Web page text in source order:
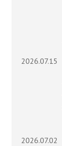
2026.07.15
2026.07.02